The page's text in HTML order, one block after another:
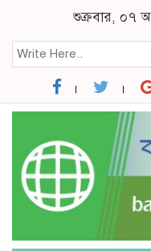
শুক্রবার, ০৭